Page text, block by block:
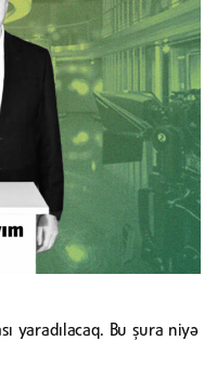
yaradılacaq. Bu şura niyə